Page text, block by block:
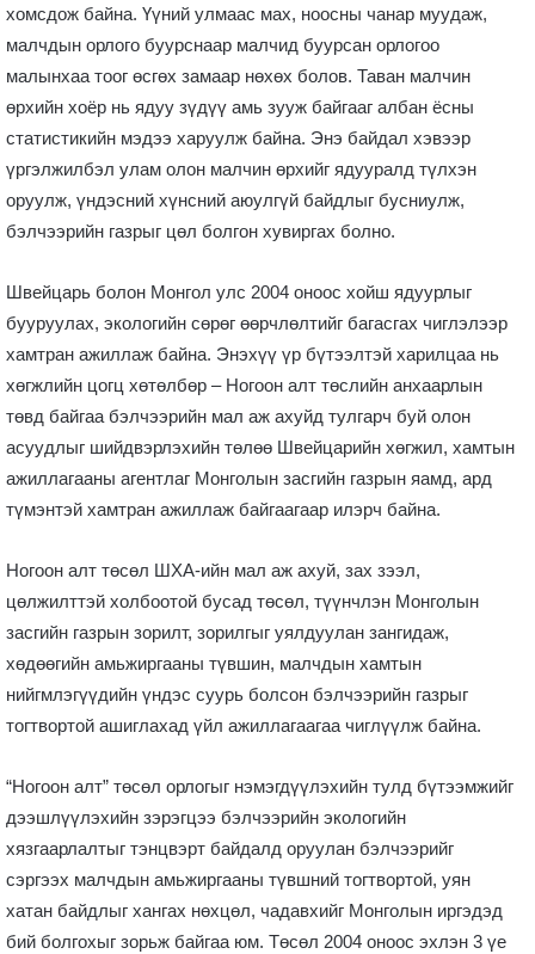
хомсдож байна. Үүний улмаас мах, ноосны чанар муудаж,
малчдын орлого буурснаар малчид буурсан орлогоо
малынхаа тоог өсгөх замаар нөхөх болов. Таван малчин
өрхийн хоёр нь ядуу зүдүү амь зууж байгааг албан ёсны
статистикийн мэдээ харуулж байна. Энэ байдал хэвээр
үргэлжилбэл улам олон малчин өрхийг ядууралд түлхэн
оруулж, үндэсний хүнсний аюулгүй байдлыг бусниулж,
бэлчээрийн газрыг цөл болгон хувиргах болно.
Швейцарь болон Монгол улс 2004 оноос хойш ядуурлыг
бууруулах, экологийн сөрөг өөрчлөлтийг багасгах чиглэлээр
хамтран ажиллаж байна. Энэхүү үр бүтээлтэй харилцаа нь
хөгжлийн цогц хөтөлбөр – Ногоон алт төслийн анхаарлын
төвд байгаа бэлчээрийн мал аж ахуйд тулгарч буй олон
асуудлыг шийдвэрлэхийн төлөө Швейцарийн хөгжил, хамтын
ажиллагааны агентлаг Монголын засгийн газрын яамд, ард
түмэнтэй хамтран ажиллаж байгаагаар илэрч байна.
Ногоон алт төсөл ШХА-ийн мал аж ахуй, зах зээл,
цөлжилттэй холбоотой бусад төсөл, түүнчлэн Монголын
засгийн газрын зорилт, зорилгыг уялдуулан зангидаж,
хөдөөгийн амьжиргааны түвшин, малчдын хамтын
нийгмлэгүүдийн үндэс суурь болсон бэлчээрийн газрыг
тогтвортой ашиглахад үйл ажиллагаагаа чиглүүлж байна.
“Ногоон алт” төсөл орлогыг нэмэгдүүлэхийн тулд бүтээмжийг
дээшлүүлэхийн зэрэгцээ бэлчээрийн экологийн
хязгаарлалтыг тэнцвэрт байдалд оруулан бэлчээрийг
сэргээх малчдын амьжиргааны түвшний тогтвортой, уян
хатан байдлыг хангах нөхцөл, чадавхийг Монголын иргэдэд
бий болгохыг зорьж байгаа юм. Төсөл 2004 оноос эхлэн 3 үе